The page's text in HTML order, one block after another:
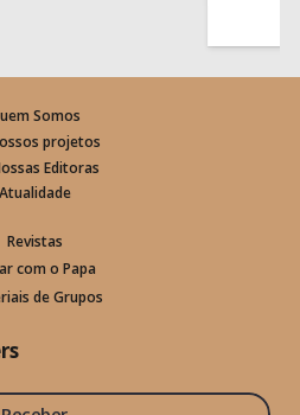
Somos
projetos
Editoras
Atualidade
Revistas
com o Papa
de Grupos